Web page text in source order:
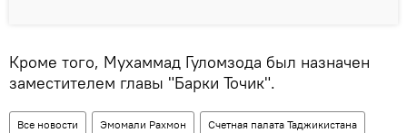
Кроме того, Мухаммад Гуломзода был назначен
заместителем главы "Барки Точик".
Все новости Эмомали Рахмон Счетная палата Таджикистана